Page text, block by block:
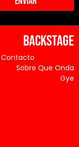
BACKSTAGE
Contacto
Sobre Que Onda
Gye